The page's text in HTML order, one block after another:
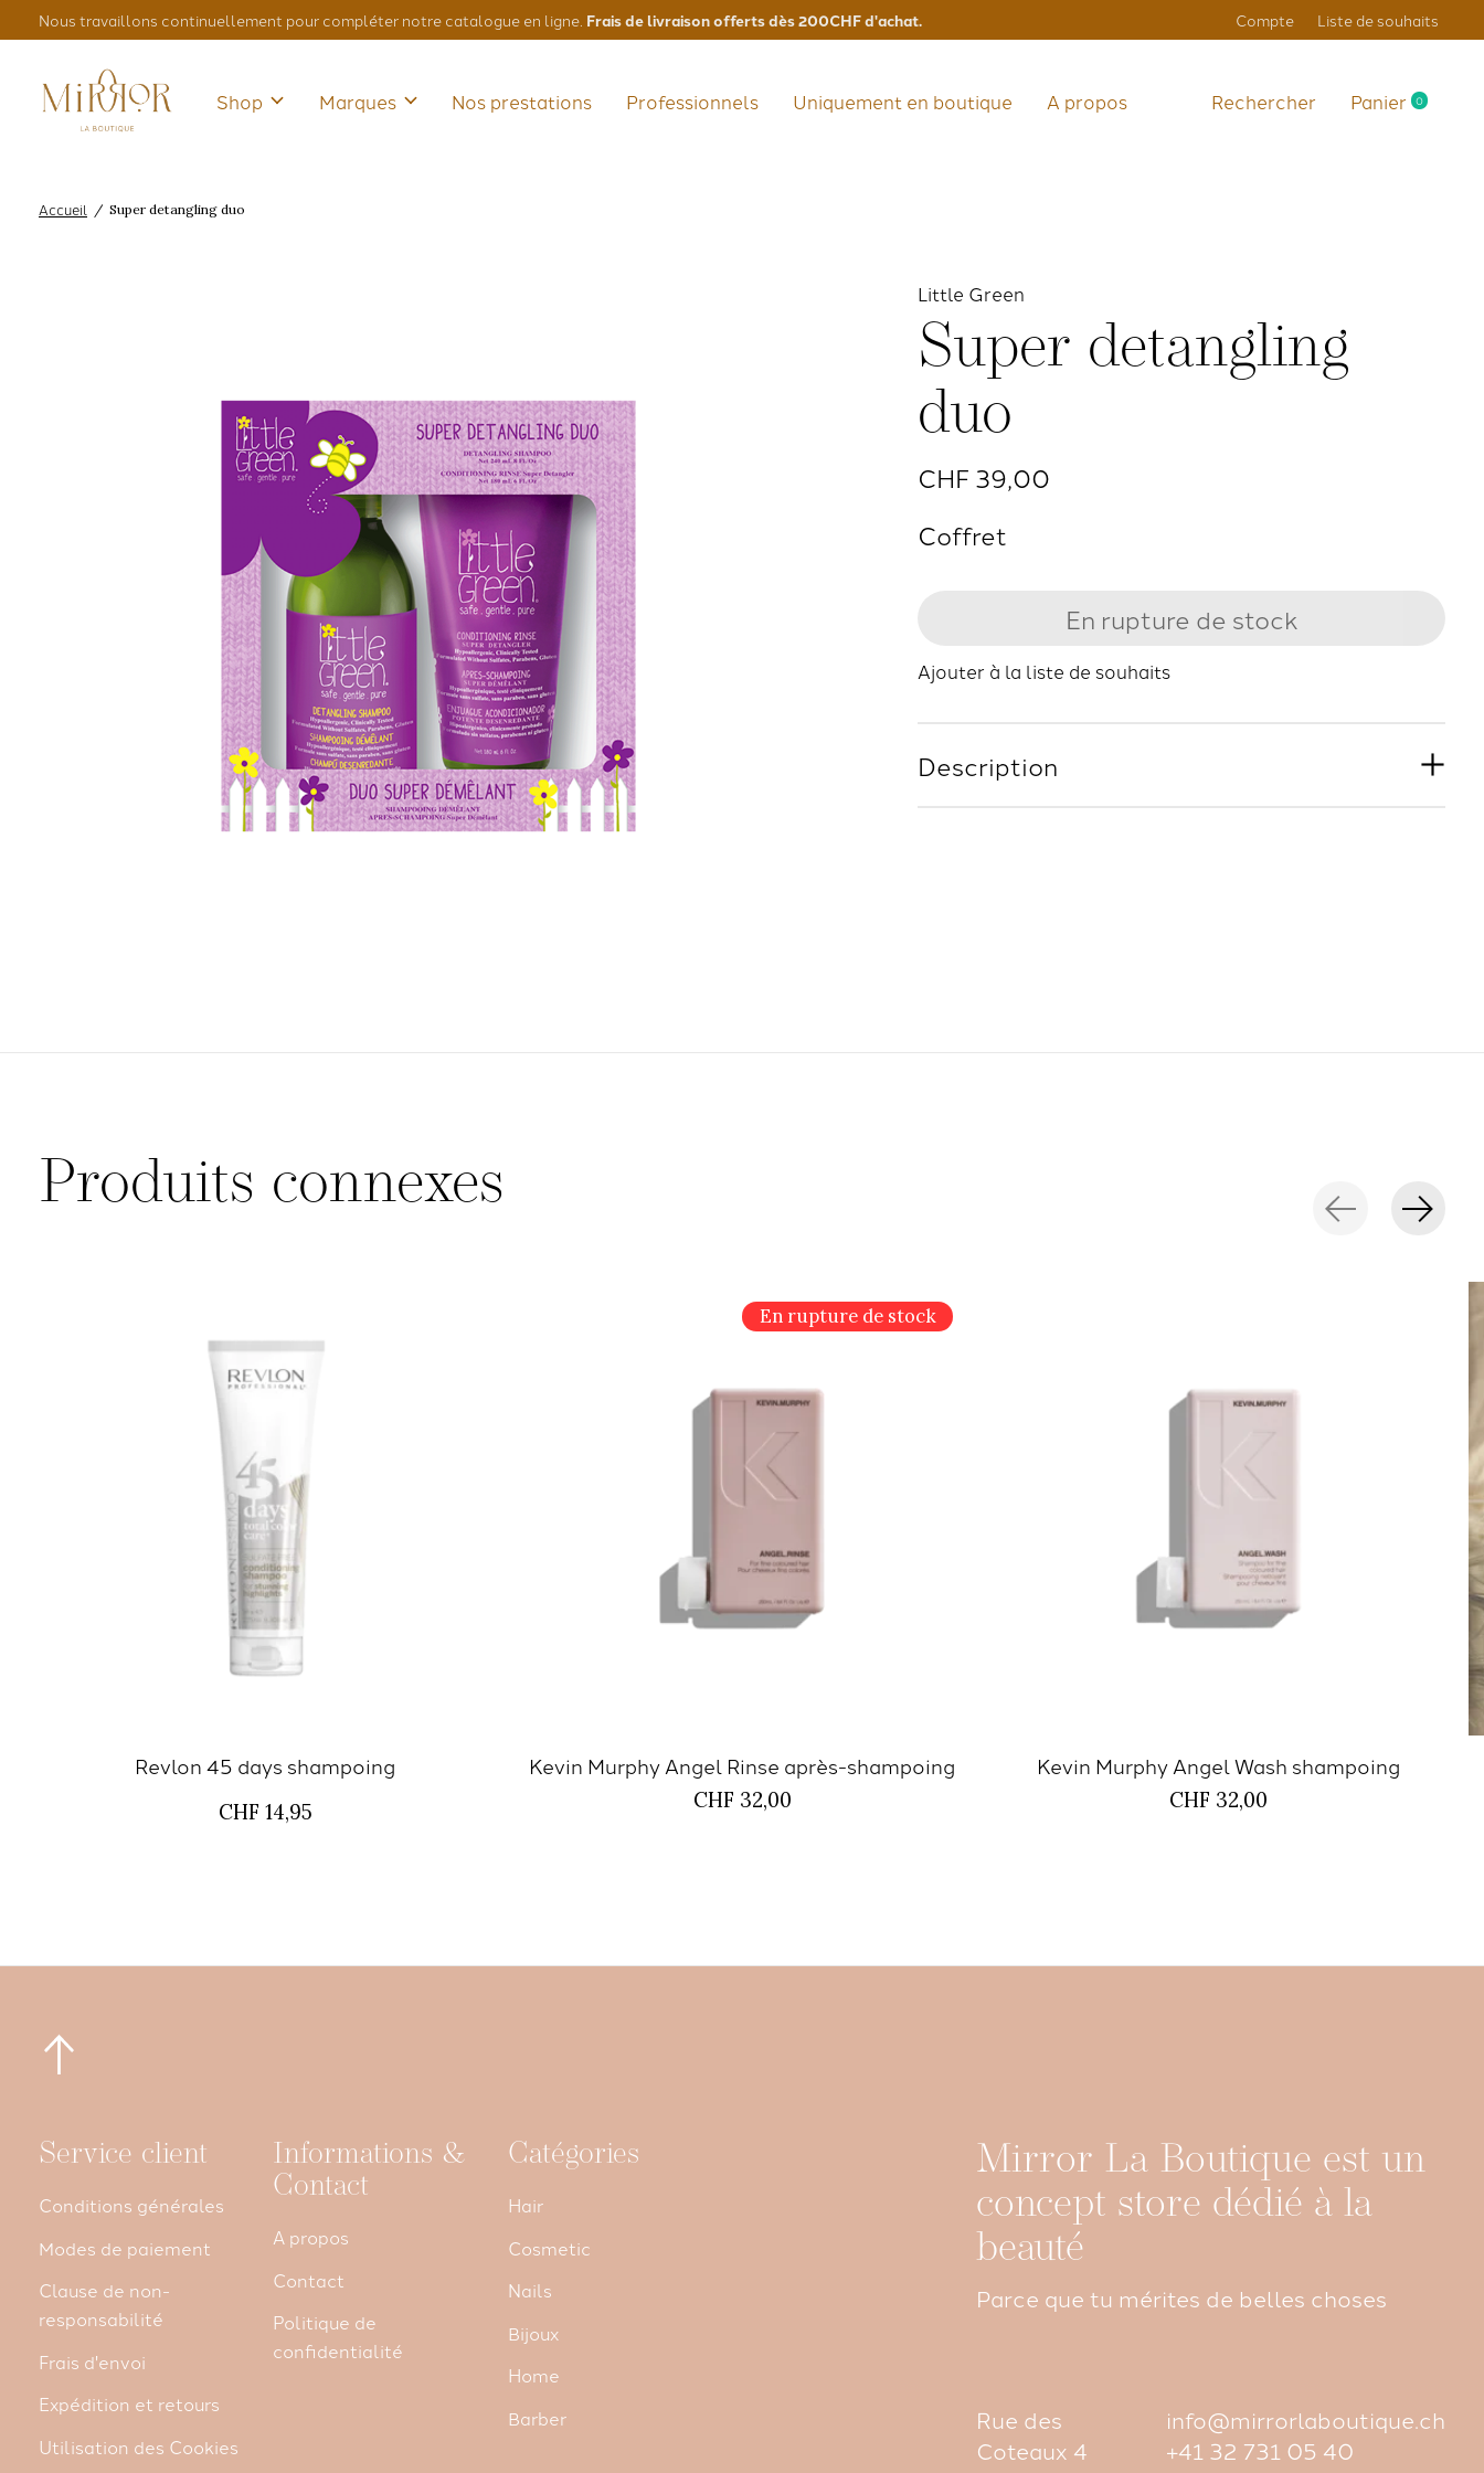
Nous travaillons continuellement pour compléter notre catalogue en ligne. Frais de livraison offerts dès 200CHF d'achat. Compte Liste de souhaits
Shop Marques Nos prestations Professionnels Uniquement en boutique A propos Rechercher Panier 0items
Accueil / Super detangling duo
Little Green
Super detangling
duo
CHF 39,00
Coffret
En rupture de stock
Ajouter à la liste de souhaits
Description
Produits connexes
Revlon 45 days shampoing
CHF 14,95
En rupture de stock
Kevin Murphy Angel Rinse après-shampoing
CHF 32,00
Kevin Murphy Angel Wash shampoing
CHF 32,00
Service client
Conditions générales
Modes de paiement
Clause de non-
responsabilité
Frais d'envoi
Expédition et retours
Utilisation des Cookies
Informations &
Contact
A propos
Contact
Politique de
confidentialité
Catégories
Hair
Cosmetic
Nails
Bijoux
Home
Barber
Mirror La Boutique est un
concept store dédié à la
beauté
Parce que tu mérites de belles choses
Rue des
Coteaux 4
info@mirrorlaboutique.ch
+41 32 731 05 40